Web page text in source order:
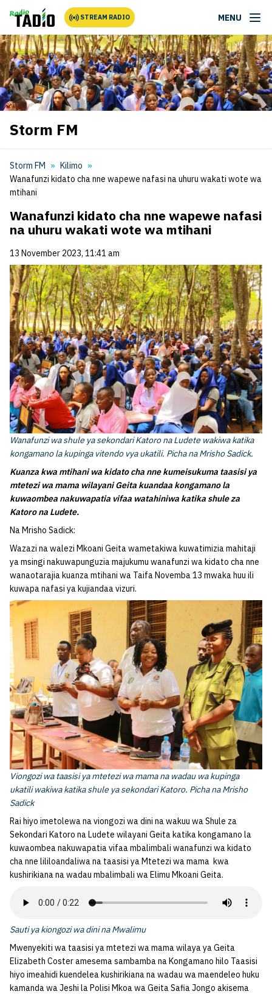
STREAM RADIO MENU
Storm FM
Storm FM
Kilimo
Wanafunzi kidato cha nne wapewe nafasi na uhuru wakati wote wa
mtihani
Wanafunzi kidato cha nne wapewe nafasi
na uhuru wakati wote wa mtihani
13 November 2023, 11:41 am
Wanafunzi wa shule ya sekondari Katoro na Ludete wakiwa katika
kongamano la kupinga vitendo vya ukatili. Picha na Mrisho Sadick.
Kuanza kwa mtihani wa kidato cha nne kumeisukuma taasisi ya
mtetezi wa mama wilayani Geita kuandaa kongamano la
kuwaombea nakuwapatia vifaa watahiniwa katika shule za
Katoro na Ludete.
Na Mrisho Sadick:
Wazazi na walezi Mkoani Geita wametakiwa kuwatimizia mahitaji
ya msingi nakuwapunguzia majukumu wanafunzi wa kidato cha nne
wanaotarajia kuanza mtihani wa Taifa Novemba 13 mwaka huu ili
kuwapa nafasi ya kujiandaa vizuri.
Viongozi wa taasisi ya mtetezi wa mama na wadau wa kupinga
ukatili wakiwa katika shule ya sekondari Katoro. Picha na Mrisho
Sadick
Rai hiyo imetolewa na viongozi wa dini na wakuu wa Shule za
Sekondari Katoro na Ludete wilayani Geita katika kongamano la
kuwaombea nakuwapatia vifaa mbalimbali wanafunzi wa kidato
cha nne lililoandaliwa na taasisi ya Mtetezi wa mama kwa
kushirikiana na wadau mbalimbali wa Elimu Mkoani Geita.
Sauti ya kiongozi wa dini na Mwalimu
Mwenyekiti wa taasisi ya mtetezi wa mama wilaya ya Geita
Elizabeth Coster amesema sambamba na Kongamano hilo Taasisi
hiyo imeahidi kuendelea kushirikiana na wadau wa maendeleo huku
kamanda wa Jeshi la Polisi Mkoa wa Geita Safia Jongo akisema